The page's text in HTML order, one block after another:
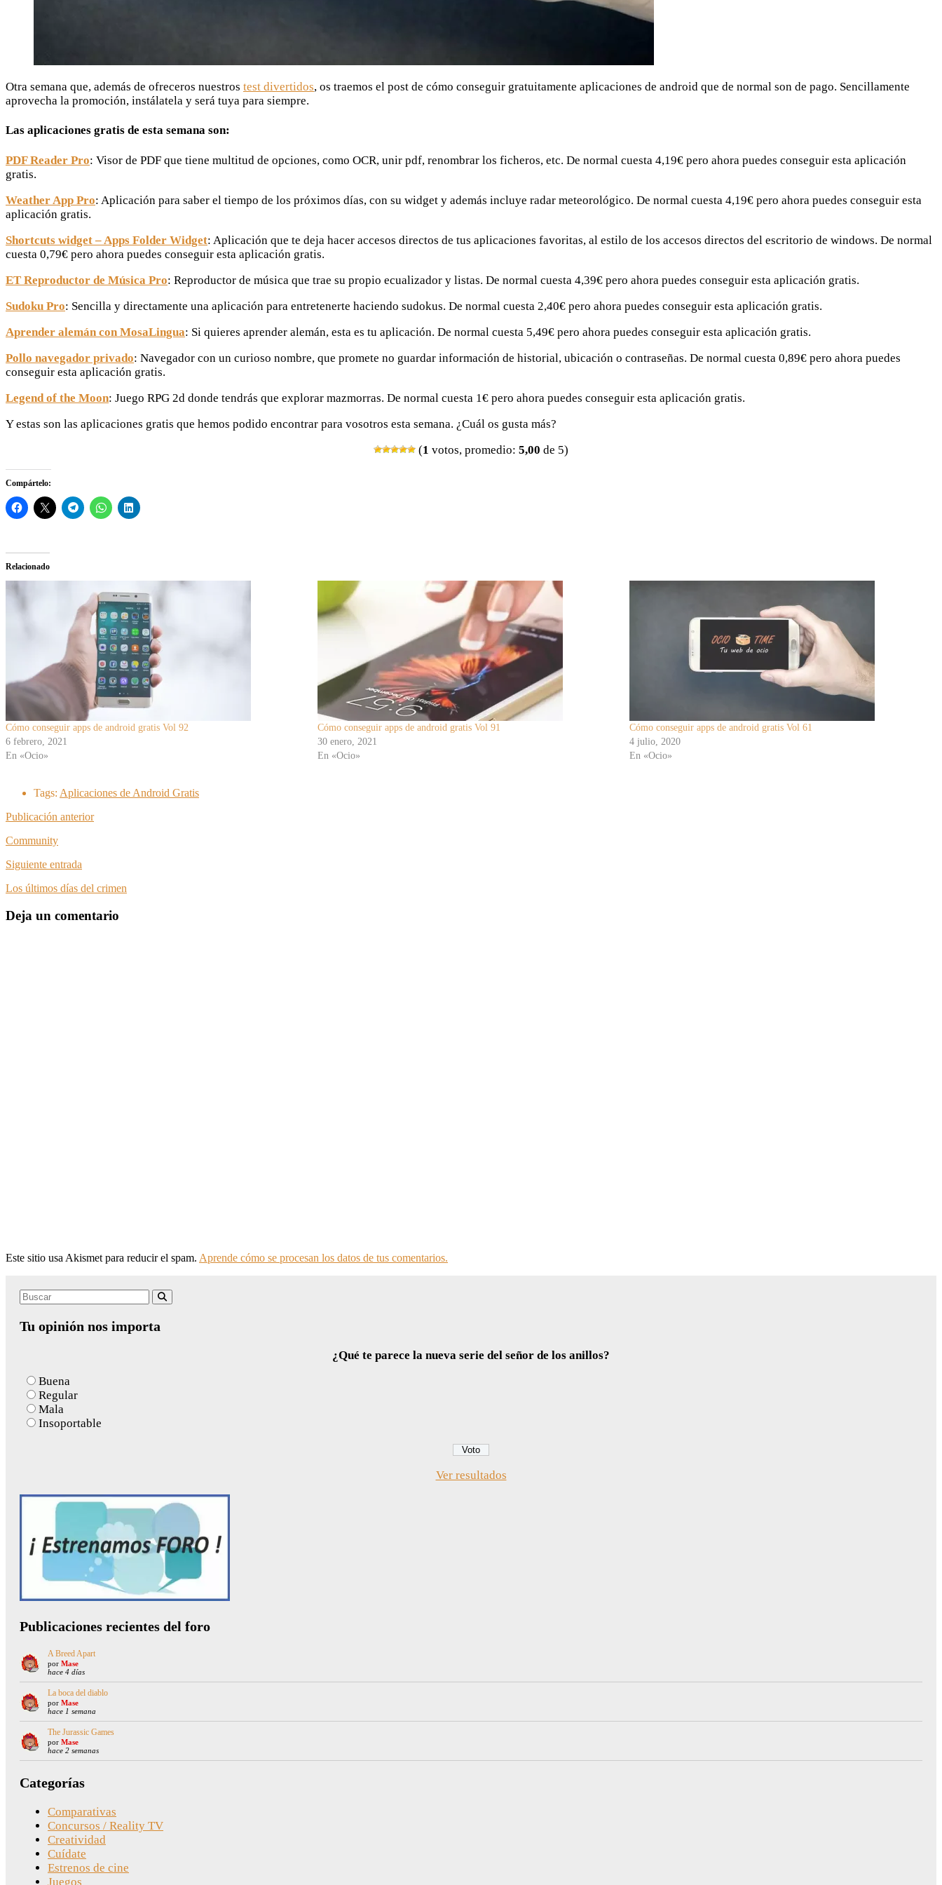
Otra semana que, además de ofreceros nuestros test divertidos, os traemos el post de cómo conseguir gratuitamente aplicaciones de android que de normal son de pago. Sencillamente
aprovecha la promoción, instálatela y será tuya para siempre.
Las aplicaciones gratis de esta semana son:
PDF Reader Pro: Visor de PDF que tiene multitud de opciones, como OCR, unir pdf, renombrar los ficheros, etc. De normal cuesta 4,19€ pero ahora puedes conseguir esta aplicación
gratis.
Weather App Pro: Aplicación para saber el tiempo de los próximos días, con su widget y además incluye radar meteorológico. De normal cuesta 4,19€ pero ahora puedes conseguir esta
aplicación gratis.
Shortcuts widget – Apps Folder Widget: Aplicación que te deja hacer accesos directos de tus aplicaciones favoritas, al estilo de los accesos directos del escritorio de windows. De normal
cuesta 0,79€ pero ahora puedes conseguir esta aplicación gratis.
ET Reproductor de Música Pro: Reproductor de música que trae su propio ecualizador y listas. De normal cuesta 4,39€ pero ahora puedes conseguir esta aplicación gratis.
Sudoku Pro: Sencilla y directamente una aplicación para entretenerte haciendo sudokus. De normal cuesta 2,40€ pero ahora puedes conseguir esta aplicación gratis.
Aprender alemán con MosaLingua: Si quieres aprender alemán, esta es tu aplicación. De normal cuesta 5,49€ pero ahora puedes conseguir esta aplicación gratis.
Pollo navegador privado: Navegador con un curioso nombre, que promete no guardar información de historial, ubicación o contraseñas. De normal cuesta 0,89€ pero ahora puedes
conseguir esta aplicación gratis.
Legend of the Moon: Juego RPG 2d donde tendrás que explorar mazmorras. De normal cuesta 1€ pero ahora puedes conseguir esta aplicación gratis.
Y estas son las aplicaciones gratis que hemos podido encontrar para vosotros esta semana. ¿Cuál os gusta más?
(1 votos, promedio: 5,00 de 5)
Compártelo:
Relacionado
Cómo conseguir apps de android gratis Vol 92
6 febrero, 2021
En «Ocio»
Cómo conseguir apps de android gratis Vol 91
30 enero, 2021
En «Ocio»
Cómo conseguir apps de android gratis Vol 61
4 julio, 2020
En «Ocio»
Tags: Aplicaciones de Android Gratis
Publicación anterior
Community
Siguiente entrada
Los últimos días del crimen
Deja un comentario
Este sitio usa Akismet para reducir el spam. Aprende cómo se procesan los datos de tus comentarios.
Search
Tu opinión nos importa
¿Qué te parece la nueva serie del señor de los anillos?
Buena
Regular
Mala
Insoportable
Ver resultados
Publicaciones recientes del foro
A Breed Apart
por Mase
hace 4 días
La boca del diablo
por Mase
hace 1 semana
The Jurassic Games
por Mase
hace 2 semanas
Categorías
Comparativas
Concursos / Reality TV
Creatividad
Cuídate
Estrenos de cine
Juegos